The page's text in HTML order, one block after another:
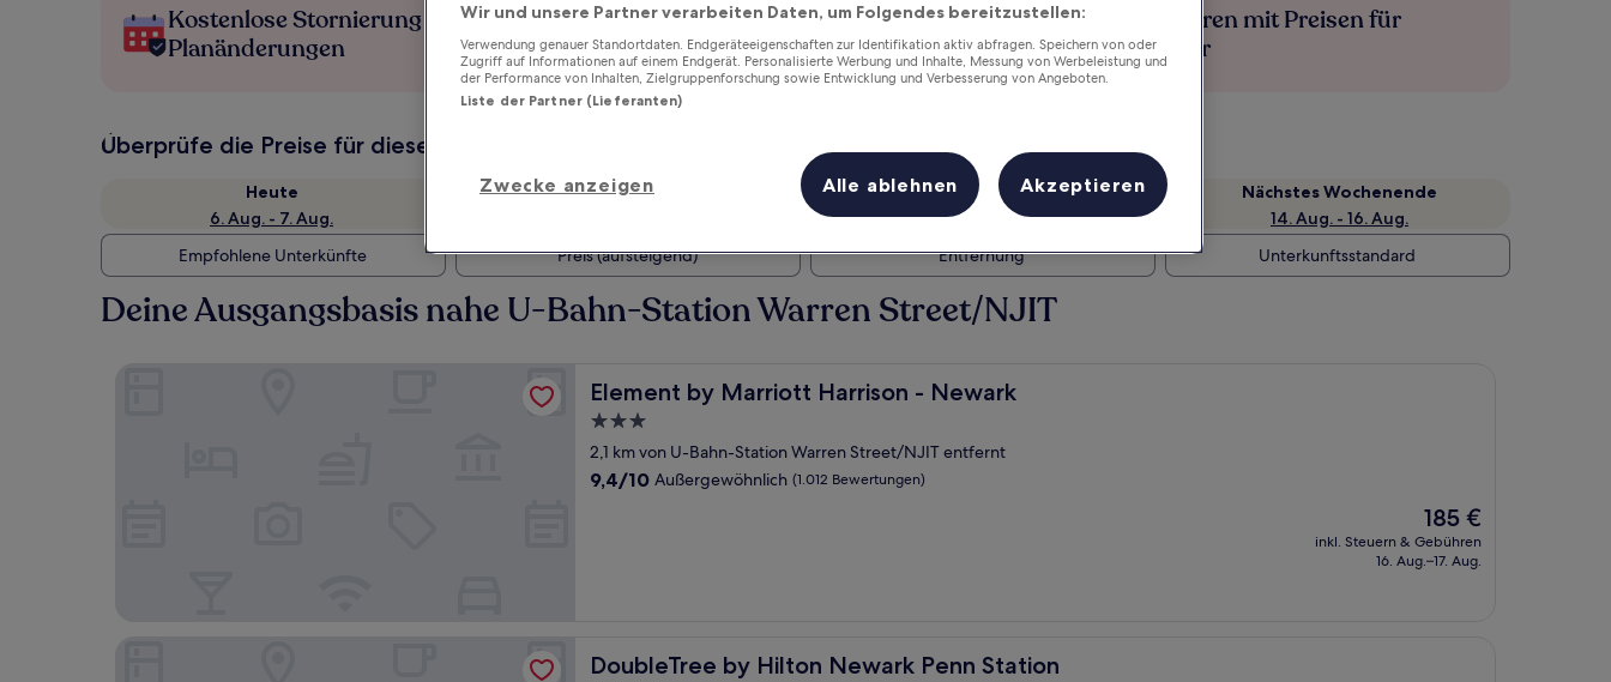
Kostenlose Stornierung bei
Planänderungen
Verdiene Prämien für jede
wahrgenommene Übernachtung
Mehr sparen mit Preisen für
Mitglieder
Überprüfe die Preise für diese Daten
Heute
6. Aug. - 7. Aug.
Morgen
Dieses Wochenende
7. Aug. - 9. Aug.
Nächstes Wochenende
14. Aug. - 16. Aug.
Empfohlene Unterkünfte
Preis (aufsteigend) Entfernung Unterkunftsstandard
Deine Ausgangsbasis nahe U-Bahn-Station Warren Street/NJIT
Element by Marriott Harrison - Newark
Element by Marriott Harrison - Newark
3.0-
Sterne-
Unterkunft
2,1 km von U-Bahn-Station Warren Street/NJIT entfernt
9.4
9,4/10 Außergewöhnlich (1.012 Bewertungen)
Der
Preis
beträgt
185 €
inkl. Steuern & Gebühren
16. Aug.–17. Aug.
DoubleTree by Hilton Newark Penn Station
DoubleTree by Hilton Newark Penn Station
Wir und unsere Partner verarbeiten Daten, um Folgendes bereitzustellen:
Verwendung genauer Standortdaten. Endgeräteeigenschaften zur Identifikation aktiv abfragen. Speichern von oder
Zugriff auf Informationen auf einem Endgerät. Personalisierte Werbung und Inhalte, Messung von Werbeleistung und
der Performance von Inhalten, Zielgruppenforschung sowie Entwicklung und Verbesserung von Angeboten.
Liste der Partner (Lieferanten)
Zwecke anzeigen Alle ablehnen Akzeptieren